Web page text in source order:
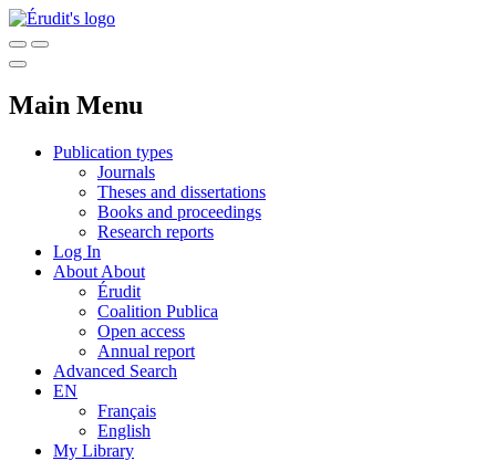
Main Menu
Publication types
Journals
Theses and dissertations
Books and proceedings
Research reports
Log In
About About
Érudit
Coalition Publica
Open access
Annual report
Advanced Search
EN
Français
English
My Library